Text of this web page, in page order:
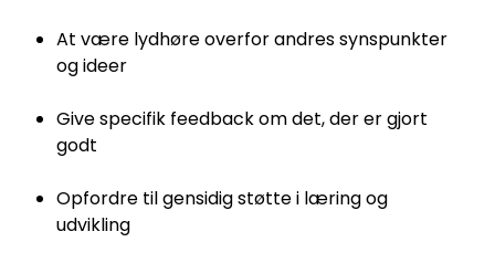
At være lydhøre overfor andres synspunkter
og ideer
Give specifik feedback om det, der er gjort
godt
Opfordre til gensidig støtte i læring og
udvikling